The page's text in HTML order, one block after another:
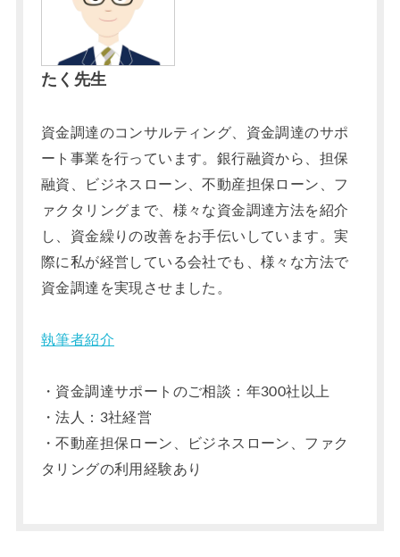
たく先生
資金調達のコンサルティング、資金調達のサポ
ート事業を行っています。銀行融資から、担保
融資、ビジネスローン、不動産担保ローン、フ
ァクタリングまで、様々な資金調達方法を紹介
し、資金繰りの改善をお手伝いしています。実
際に私が経営している会社でも、様々な方法で
資金調達を実現させました。
執筆者紹介
・資金調達サポートのご相談：年300社以上
・法人：3社経営
・不動産担保ローン、ビジネスローン、ファク
タリングの利用経験あり